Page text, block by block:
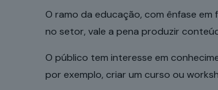
O ramo da educação, com ênfase
no setor, vale a pena produzir
O público tem interesse em
por exemplo, criar um curso ou